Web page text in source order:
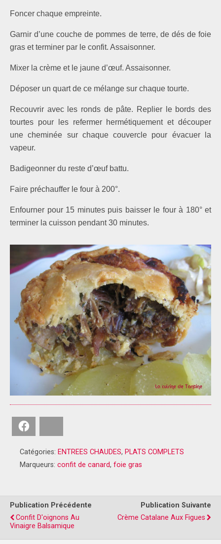
Foncer chaque empreinte.
Garnir d’une couche de pommes de terre, de dés de foie
gras et terminer par le confit. Assaisonner.
Mixer la crème et le jaune d’œuf. Assaisonner.
Déposer un quart de ce mélange sur chaque tourte.
Recouvrir avec les ronds de pâte. Replier le bords des
tourtes pour les refermer hermétiquement et découper
une cheminée sur chaque couvercle pour évacuer la
vapeur.
Badigeonner du reste d’œuf battu.
Faire préchauffer le four à 200°.
Enfourner pour 15 minutes puis baisser le four à 180° et
terminer la cuisson pendant 30 minutes.
Catégories: ENTREES CHAUDES, PLATS COMPLETS
Marqueurs: confit de canard, foie gras
Publication Précédente
Confit D'oignons Au
Vinaigre Balsamique
Publication Suivante
Crème Catalane Aux Figues